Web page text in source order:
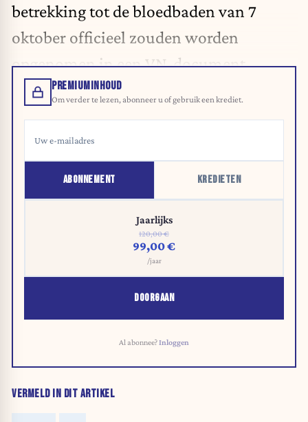
betrekking tot de bloedbaden van 7
oktober officieel zouden worden
opgenomen in een VN-document.
PREMIUMINHOUD
Om verder te lezen, abonneer u of gebruik een krediet.
ABONNEMENT KREDIETEN
Jaarlijks
120,00 €
99,00 €
/jaar
DOORGAAN
Al abonnee?Inloggen
VERMELD IN DIT ARTIKEL